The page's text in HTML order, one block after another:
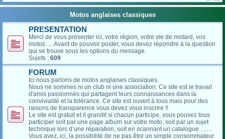
Motos anglaises classiques
PRESENTATION
Merci de vous présenter ici, votre région, votre vie de motard, vos
motos .... Avant de pouvoir poster, vous devez répondre à la question
qui se trouve sous les options du message.
Sujets : 609
FORUM
Ici nous parlons de motos anglaises classiques.
Nous ne sommes ni un club ni une association. Ce site est le travail
d'amis passionnés qui partagent leurs connaissances dans la
convivialité et la tolérance. Ce site est ouvert à tous mais pour des
raisons de transparence vous devez vous inscrire !!
Le site est gratuit et il grandit si chacun participe, vous pouvez tous
participer soit par une page album sur votre moto, soit par un sujet
technique lors d’une réparation, soit en scannant un catalogue ……
Vous avez, ici, la possibilité de ne pas être un simple consommateur